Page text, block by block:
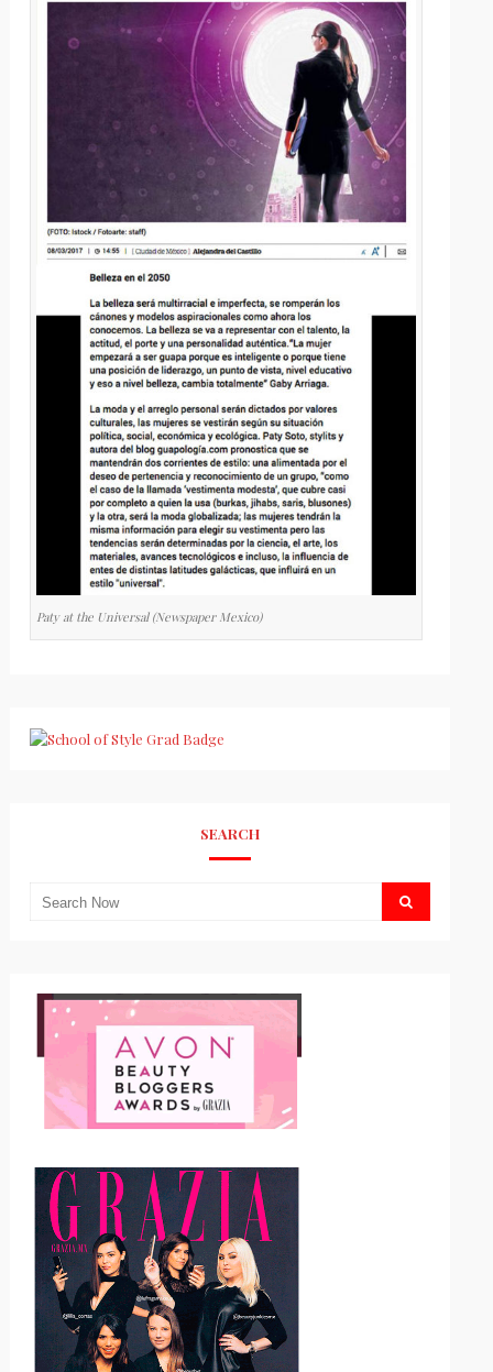
Paty at the Universal (Newspaper Mexico)
SEARCH